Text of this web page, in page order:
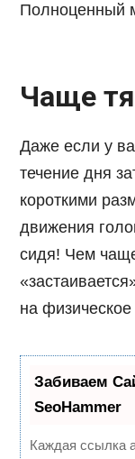
Полноценный
Чаще
Даже если у
течение дня
короткими
движения
сидя! Чем
на
Забиваем
SeoHammer
Каждая ссылка